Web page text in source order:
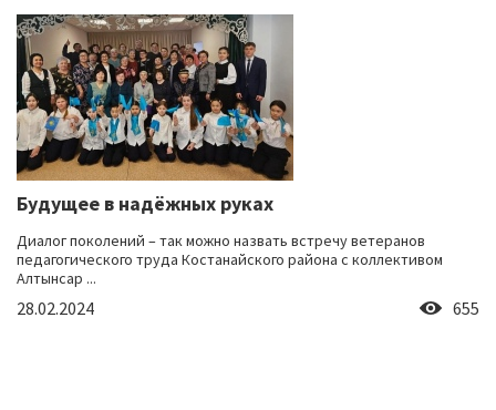
Будущее в надёжных руках
Диалог поколений – так можно назвать встречу ветеранов
педагогического труда Костанайского района с коллективом
Алтынсар ...
28.02.2024 655